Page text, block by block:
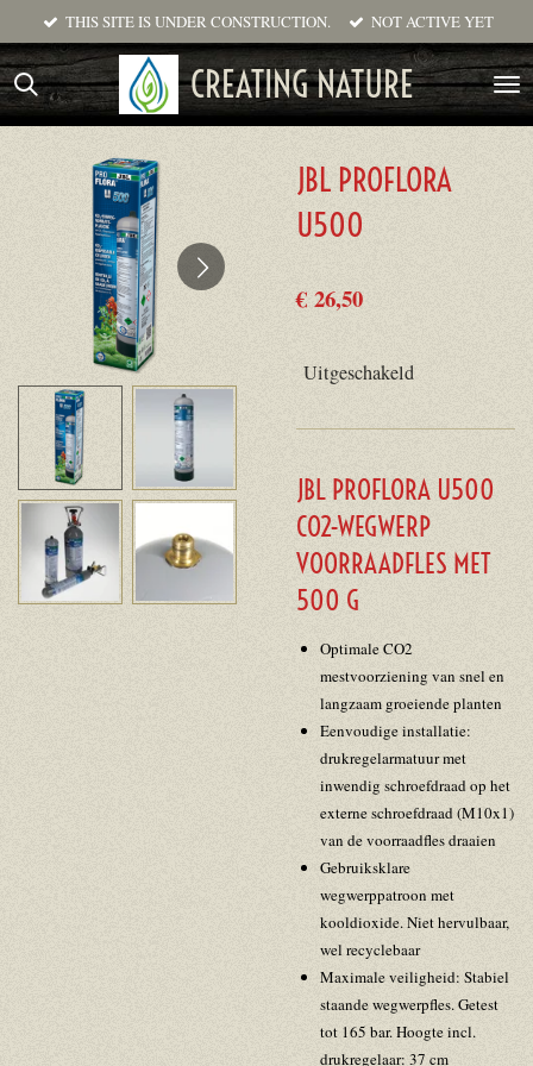
direct
naar
de
CREATING NATURE
THIS SITE IS UNDER CONSTRUCTION. NOT ACTIVE YET
JBL PROFLORA
U500
€ 26,50
Uitgeschakeld
JBL PROFLORA U500
CO2-WEGWERP
VOORRAADFLES MET
500 G
Optimale CO2
mestvoorziening van snel en
langzaam groeiende planten
Eenvoudige installatie:
drukregelarmatuur met
inwendig schroefdraad op het
externe schroefdraad (M10x1)
van de voorraadfles draaien
Gebruiksklare
wegwerppatroon met
kooldioxide. Niet hervulbaar,
wel recyclebaar
Maximale veiligheid: Stabiel
staande wegwerpfles. Getest
tot 165 bar. Hoogte incl.
drukregelaar: 37 cm